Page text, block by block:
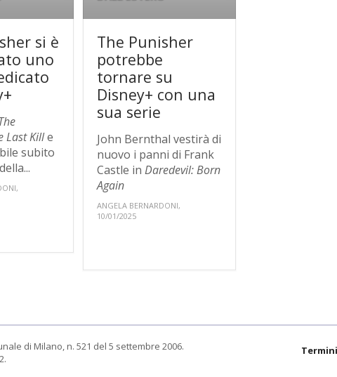
si è
uno
Last Kille
subito
The Punisher
potrebbe
tornare su
Disney+ con una
sua serie
John Bernthal vestirà di
nuovo i panni di Frank
Castle inDaredevil: Born
Again
ANGELA BERNARDONI,
10/01/2025
di Milano, n. 521 del 5 settembre 2006.